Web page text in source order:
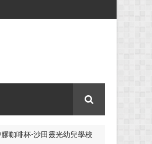
咖啡杯-沙田靈光幼兒學校